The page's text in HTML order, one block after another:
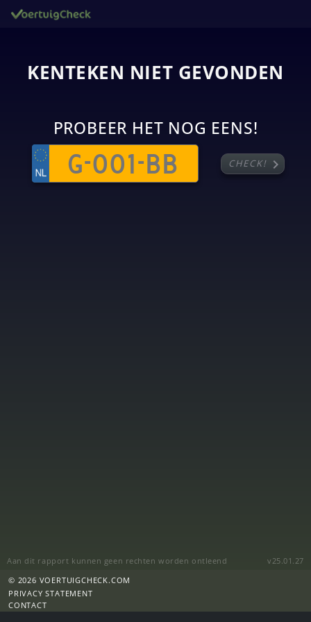
KENTEKEN NIET GEVONDEN
PROBEER HET NOG EENS!
CHECK! chevron_right
Aan dit rapport kunnen geen rechten worden ontleend
v25.01.27
© 2026 VOERTUIGCHECK.COM
PRIVACY STATEMENT
CONTACT